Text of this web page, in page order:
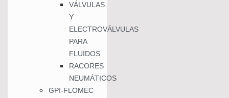
VÁLVULAS
Y
ELECTROVÁLVULAS
PARA
FLUIDOS
RACORES
NEUMÁTICOS
GPI-FLOMEC